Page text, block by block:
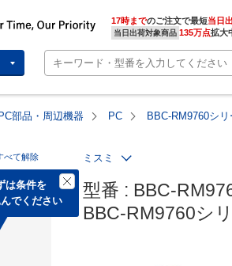
17時までのご注文で最短当日
当日出荷対象商品 135万点拡大
部品・周辺機器 PC BBC-RM9760シ
べて解除
は条件を
でください
ミスミ
型番 : BBC-
BBC-RM9760シ